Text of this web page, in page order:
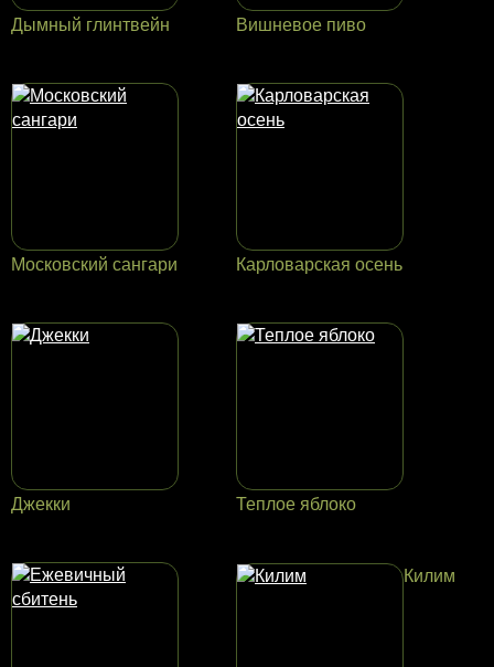
Дымный глинтвейн Вишневое пиво
Московский сангари Карловарская осень
Джекки Теплое яблоко
Килим